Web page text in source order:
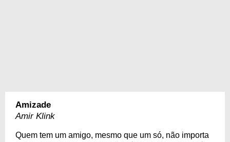
Amizade
Amir Klink
Quem tem um amigo, mesmo que um só, não importa